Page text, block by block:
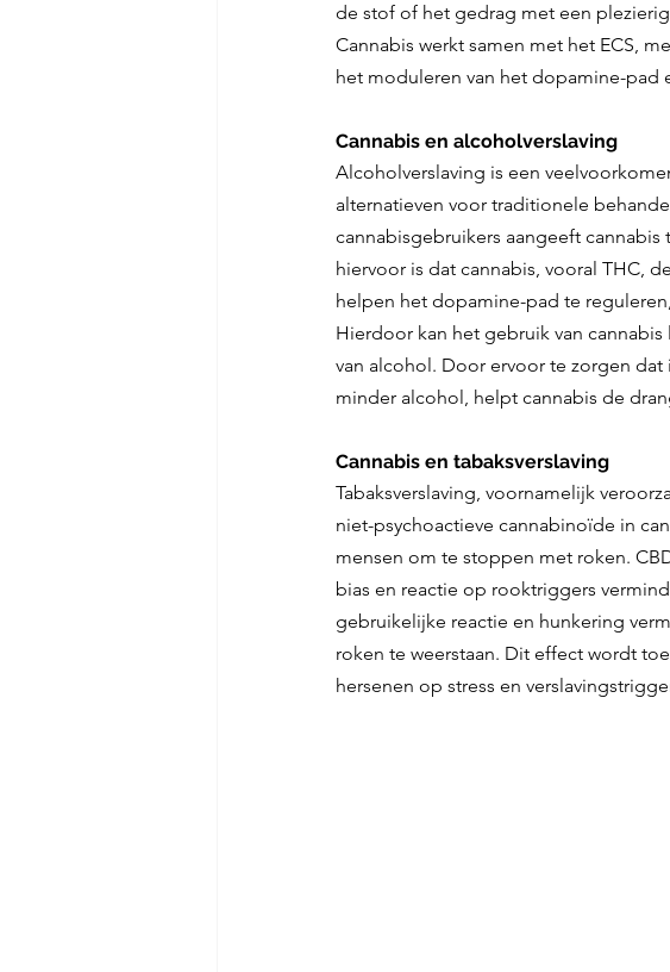
de stof of het gedrag met een
Cannabis werkt samen met het ECS,
het moduleren van het dopamine-pad
Cannabis en alcoholverslaving
Alcoholverslaving is een
alternatieven voor traditionele
cannabisgebruikers aangeeft
hiervoor is dat cannabis, vooral THC,
helpen het dopamine-pad te
Hierdoor kan het gebruik van
van alcohol. Door ervoor te zorgen
minder alcohol, helpt cannabis de
Cannabis en tabaksverslaving
Tabaksverslaving, voornamelijk
niet-psychoactieve cannabinoïde in
mensen om te stoppen met roken.
bias en reactie op rooktriggers
gebruikelijke reactie en hunkering
roken te weerstaan. Dit effect wordt
hersenen op stress en